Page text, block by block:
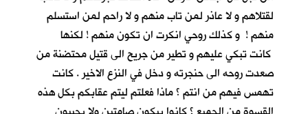
لقتلاهم و لا عاذر لمن تاب منهم و لا راحم لمن استسلم
منهم ! و كذلك روحي انكرت ان تكون منهم ! لكنها
كانت تبكي عليهم و تطير من جريح الى قتيل محتضنة من
صعدت روحه الى حنجرته و دخل في النزع الاخير . كانت
تهمس فيهم من انتم ؟ ماذا فعلتم ليتم عقابكم بكل هذه